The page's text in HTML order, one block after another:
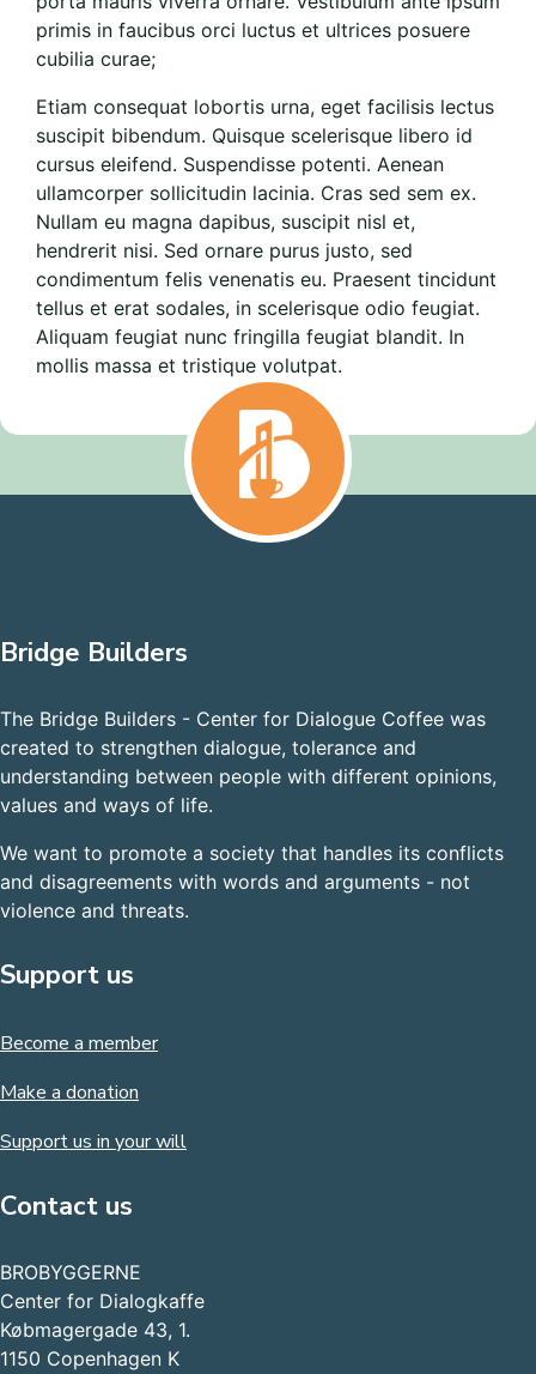
primis in faucibus orci luctus et ultrices posuere
cubilia curae;
Etiam consequat lobortis urna, eget facilisis lectus
suscipit bibendum. Quisque scelerisque libero id
cursus eleifend. Suspendisse potenti. Aenean
ullamcorper sollicitudin lacinia. Cras sed sem ex.
Nullam eu magna dapibus, suscipit nisl et,
hendrerit nisi. Sed ornare purus justo, sed
condimentum felis venenatis eu. Praesent tincidunt
tellus et erat sodales, in scelerisque odio feugiat.
Aliquam feugiat nunc fringilla feugiat blandit. In
mollis massa et tristique volutpat.
Bridge Builders
The Bridge Builders - Center for Dialogue Coffee was
created to strengthen dialogue, tolerance and
understanding between people with different opinions,
values and ways of life.
We want to promote a society that handles its conflicts
and disagreements with words and arguments - not
violence and threats.
Support us
Become a member
Make a donation
Support us in your will
Contact us
BROBYGGERNE
Center for Dialogkaffe
Købmagergade 43, 1.
1150 Copenhagen K